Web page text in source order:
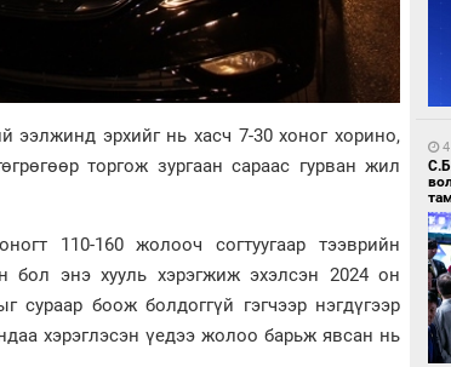
ээлжинд эрхийг нь хасч 7-30 хоног хорино,
торгож зургаан сараас гурван жил
110-160 жолооч согтуугаар тээврийн
бол энэ хууль хэрэгжиж эхэлсэн 2024 он
сураар боож болдоггүй гэгчээр нэгдүгээр
хэрэглэсэн үедээ жолоо барьж явсан нь